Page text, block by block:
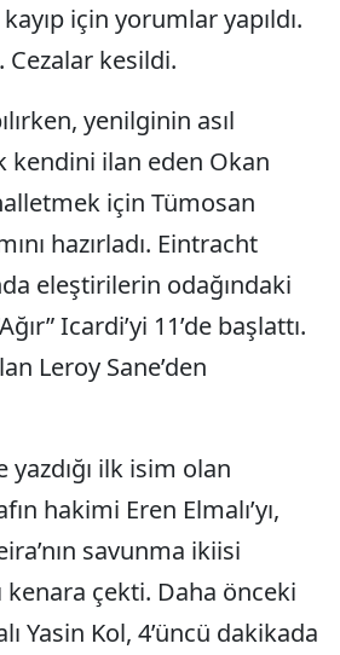
için yorumlar yapıldı.
kesildi.
yenilginin asıl
kendini ilan eden Okan
için Tümosan
hazırladı. Eintracht
eleştirilerin odağındaki
Icardi’yi 11’de başlattı.
Leroy Sane’den
yazdığı ilk isim olan
hakimi Eren Elmalı’yı,
savunma ikiisi
kenara çekti. Daha önceki
Yasin Kol, 4’üncü dakikada